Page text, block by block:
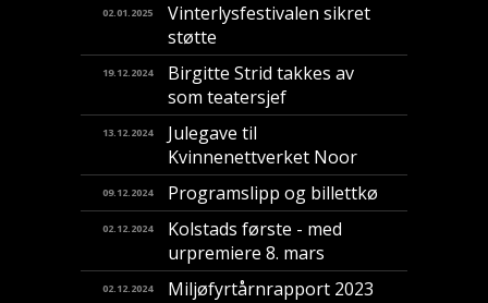
02.01.2025
Vinterlysfestivalen sikret
støtte
19.12.2024
Birgitte Strid takkes av
som teatersjef
13.12.2024
Julegave til
Kvinnenettverket Noor
09.12.2024 Programslipp og billettkø
02.12.2024
Kolstads første - med
urpremiere 8. mars
02.12.2024 Miljøfyrtårnrapport 2023